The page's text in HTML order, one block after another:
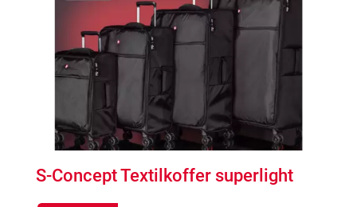
S-Concept Textilkoffer superlight